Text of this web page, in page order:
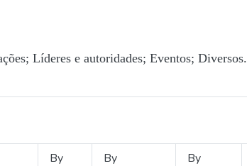
Líderes e autoridades; Eventos; Diversos.
By
By
By